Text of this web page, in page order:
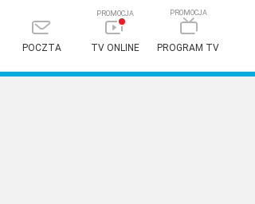
POCZTA TV ONLINE PROGRAM TV